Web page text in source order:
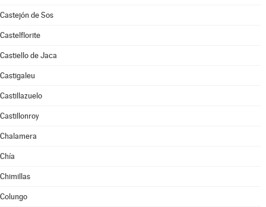
Castejón de Sos
Castelflorite
Castiello de Jaca
Castigaleu
Castillazuelo
Castillonroy
Chalamera
Chía
Chimillas
Colungo